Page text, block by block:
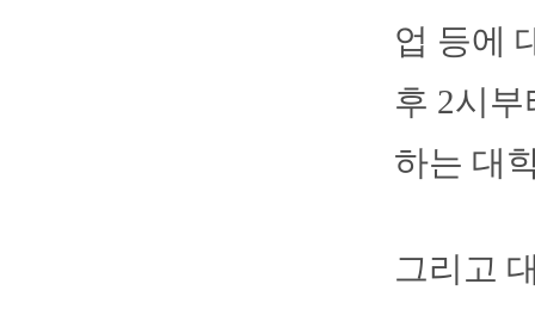
업 등에
후 2시
하는 대
그리고